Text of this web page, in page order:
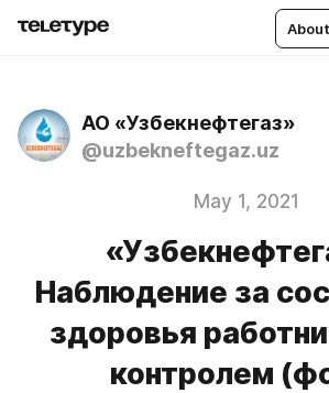
АО «Узбекнефтегаз»
@uzbekneftegaz.uz
May 1, 2021
Наблюдение за
здоровья
контролем